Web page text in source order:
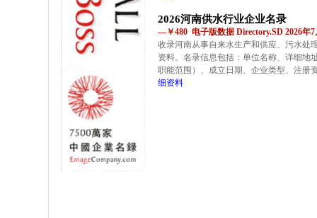
2026河南供水行业企业名录
—￥480 电子版数据 Directory.SD 2026年7
收录河南从事自来水生产和供应、污水处
资料。名录信息包括：单位名称、详细地
职能范围）、成立日期、企业类型、注册
细资料